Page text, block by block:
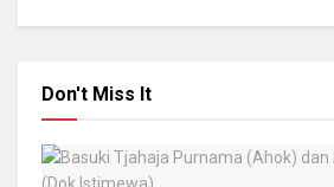
Don't Miss It